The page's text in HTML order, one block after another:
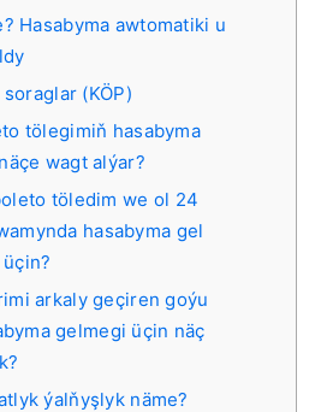
Hasabyma awtomatiki u
(KÖP)
tölegimiň hasabyma
wagt alýar?
töledim we ol 24
hasabyma gel
arkaly geçiren goýu
gelmegi üçin näç
ýalňyşlyk näme?